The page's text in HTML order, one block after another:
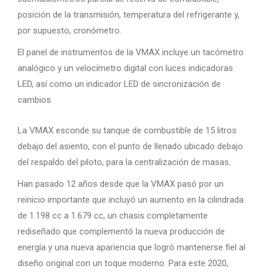
posición de la transmisión, temperatura del refrigerante y,
por supuesto, cronómetro.
El panel de instrumentos de la VMAX incluye un tacómetro
analógico y un velocímetro digital con luces indicadoras
LED, así como un indicador LED de sincronización de
cambios
La VMAX esconde su tanque de combustible de 15 litros
debajo del asiento, con el punto de llenado ubicado debajo
del respaldo del piloto, para la centralización de masas.
Han pasado 12 años desde que la VMAX pasó por un
reinicio importante que incluyó un aumento en la cilindrada
de 1.198 cc a 1.679 cc, un chasis completamente
rediseñado que complementó la nueva producción de
energía y una nueva apariencia que logró mantenerse fiel al
diseño original con un toque moderno. Para este 2020,